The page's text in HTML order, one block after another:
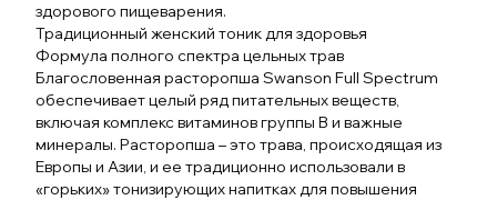
здорового пищеварения.
Традиционный женский тоник для здоровья
Формула полного спектра цельных трав
Благословенная расторопша Swanson Full Spectrum
обеспечивает целый ряд питательных веществ,
включая комплекс витаминов группы B и важные
минералы. Расторопша – это трава, происходящая из
Европы и Азии, и ее традиционно использовали в
«горьких» тонизирующих напитках для повышения